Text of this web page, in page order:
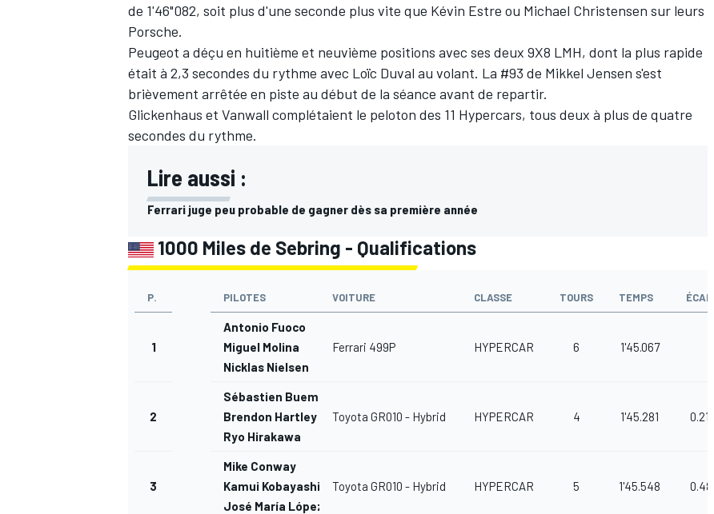
de 1'46"082, soit plus d'une seconde plus vite que Kévin Estre ou Michael Christensen sur leurs
Porsche.
Peugeot a déçu en huitième et neuvième positions avec ses deux 9X8 LMH, dont la plus rapide
était à 2,3 secondes du rythme avec Loïc Duval au volant. La #93 de Mikkel Jensen s'est
brièvement arrêtée en piste au début de la séance avant de repartir.
Glickenhaus et Vanwall complétaient le peloton des 11 Hypercars, tous deux à plus de quatre
secondes du rythme.
Lire aussi :
Ferrari juge peu probable de gagner dès sa première année
1000 Miles de Sebring - Qualifications
P. PILOTES VOITURE CLASSE TOURS TEMPS ÉCART
1
Antonio Fuoco
Miguel Molina
Nicklas Nielsen
Ferrari 499P HYPERCAR 6 1'45.067
2
Sébastien Buemi
Brendon Hartley
Ryo Hirakawa
Toyota GR010 - Hybrid HYPERCAR 4 1'45.281 0.214
3
Mike Conway
Kamui Kobayashi
José María López
Toyota GR010 - Hybrid HYPERCAR 5 1'45.548 0.481